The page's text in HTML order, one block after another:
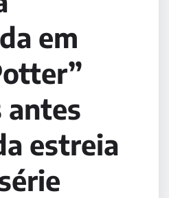
em
antes
estreia